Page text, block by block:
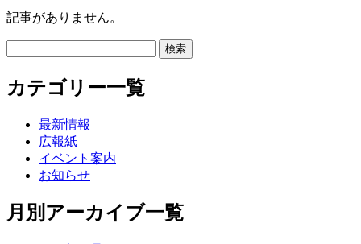
記事がありません。
カテゴリー一覧
最新情報
広報紙
イベント案内
お知らせ
月別アーカイブ一覧